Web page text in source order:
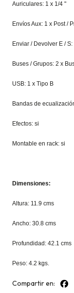
Auriculares: 1 x 1/4 "
Envíos Aux: 1 x Post /
Enviar / Devolver E /
Buses / Grupos: 2 x
USB: 1 x Tipo B
Bandas de
Efectos: si
Montable en rack: si
Dimensiones:
Altura: 11.9 cms
Ancho: 30.8 cms
Profundidad: 42.1 cms
Peso: 4.2 kgs.
Compartir en: